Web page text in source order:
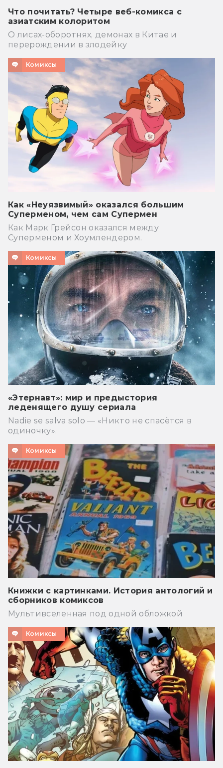
Что почитать? Четыре веб-комикса с
азиатским колоритом
О лисах-оборотнях, демонах в Китае и
перерождении в злодейку
Комиксы
Как «Неуязвимый» оказался большим
Суперменом, чем сам Супермен
Как Марк Грейсон оказался между
Суперменом и Хоумлендером.
Комиксы
«Этернавт»: мир и предыстория
леденящего душу сериала
Nadie se salva solo — «Никто не спасётся в
одиночку».
Комиксы
Книжки с картинками. История антологий и
сборников комиксов
Мультивселенная под одной обложкой
Комиксы